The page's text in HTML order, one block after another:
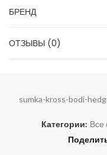
БРЕНД
ОТЗЫВЫ (0)
sumka-kross-bodi-
Категории: Все